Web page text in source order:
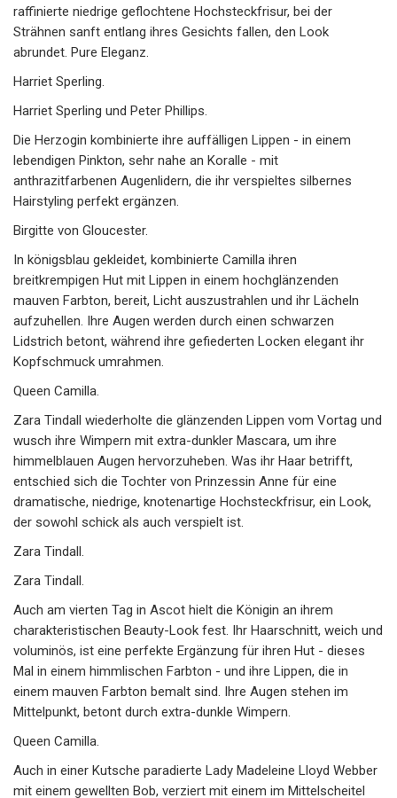
raffinierte niedrige geflochtene Hochsteckfrisur, bei der
Strähnen sanft entlang ihres Gesichts fallen, den Look
abrundet. Pure Eleganz.
Harriet Sperling.
Harriet Sperling und Peter Phillips.
Die Herzogin kombinierte ihre auffälligen Lippen - in einem
lebendigen Pinkton, sehr nahe an Koralle - mit
anthrazitfarbenen Augenlidern, die ihr verspieltes silbernes
Hairstyling perfekt ergänzen.
Birgitte von Gloucester.
In königsblau gekleidet, kombinierte Camilla ihren
breitkrempigen Hut mit Lippen in einem hochglänzenden
mauven Farbton, bereit, Licht auszustrahlen und ihr Lächeln
aufzuhellen. Ihre Augen werden durch einen schwarzen
Lidstrich betont, während ihre gefiederten Locken elegant ihr
Kopfschmuck umrahmen.
Queen Camilla.
Zara Tindall wiederholte die glänzenden Lippen vom Vortag und
wusch ihre Wimpern mit extra-dunkler Mascara, um ihre
himmelblauen Augen hervorzuheben. Was ihr Haar betrifft,
entschied sich die Tochter von Prinzessin Anne für eine
dramatische, niedrige, knotenartige Hochsteckfrisur, ein Look,
der sowohl schick als auch verspielt ist.
Zara Tindall.
Zara Tindall.
Auch am vierten Tag in Ascot hielt die Königin an ihrem
charakteristischen Beauty-Look fest. Ihr Haarschnitt, weich und
voluminös, ist eine perfekte Ergänzung für ihren Hut - dieses
Mal in einem himmlischen Farbton - und ihre Lippen, die in
einem mauven Farbton bemalt sind. Ihre Augen stehen im
Mittelpunkt, betont durch extra-dunkle Wimpern.
Queen Camilla.
Auch in einer Kutsche paradierte Lady Madeleine Lloyd Webber
mit einem gewellten Bob, verziert mit einem im Mittelscheitel